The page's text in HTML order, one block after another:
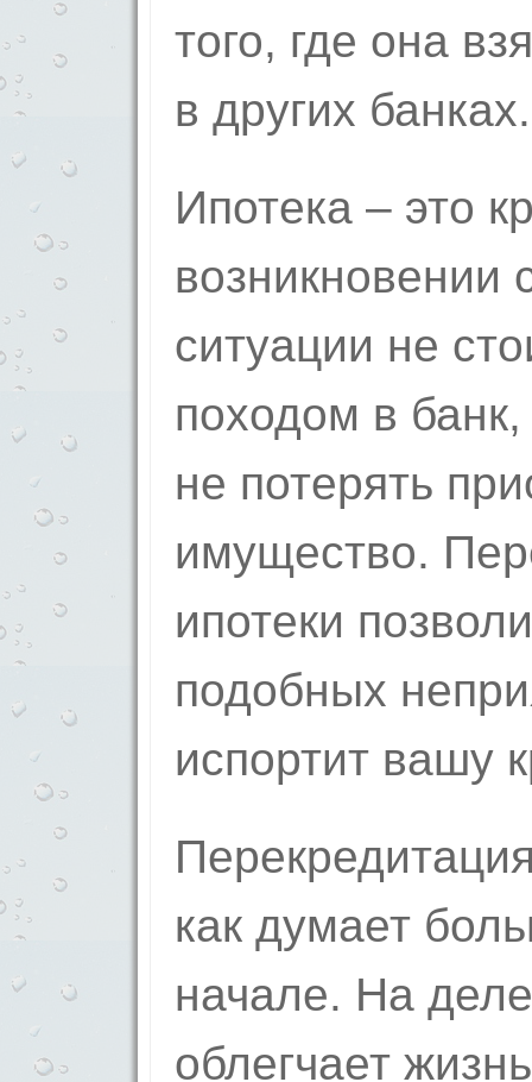
того, где она
в других банках.
Ипотека – это
ситуации не
походом в
не потерять
имущество.
ипотеки
подобных
испортит вашу
как думает
начале. На деле
облегчает